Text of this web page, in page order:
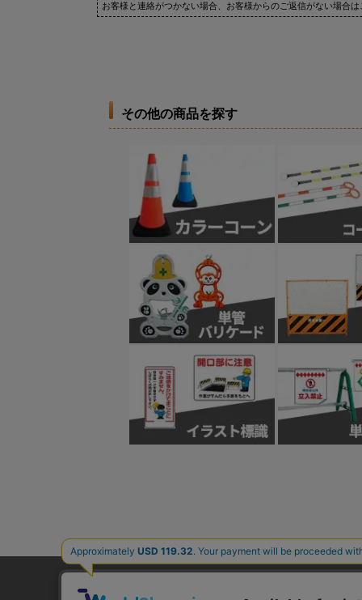
お客様と連絡がつかない場合、お客様からのご返信がない場合
その他の商品を探す